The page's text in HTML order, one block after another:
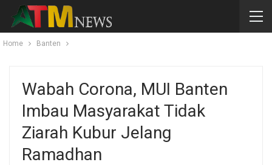
Home Banten
Wabah Corona, MUI Banten
Imbau Masyarakat Tidak
Ziarah Kubur Jelang
Ramadhan